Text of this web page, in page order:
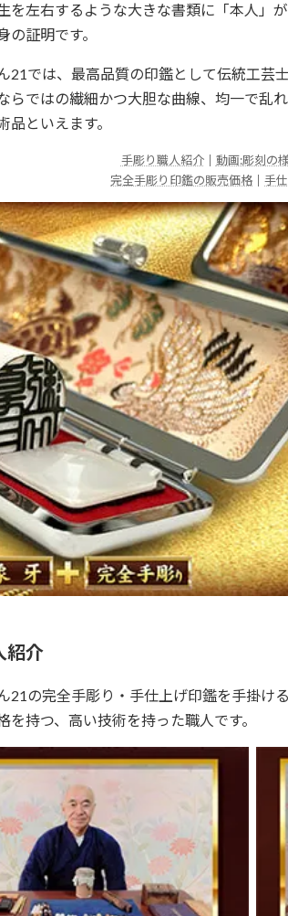
を左右するような大きな書類に「本人」
の証明です。
21では、最高品質の印鑑として伝統工芸
らではの繊細かつ大胆な曲線、均一で乱
品といえます。
手彫り職人紹介｜ 動画:彫刻の
完全手彫り印鑑の販売価格 ｜手
紹介
21の完全手彫り・手仕上げ印鑑を手掛け
を持つ、高い技術を持った職人です。